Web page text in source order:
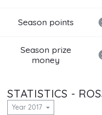
Season points
Season prize
money
STATISTICS -
Year 2017